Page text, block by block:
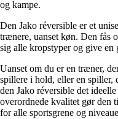
og kampe.
Den Jako réversible er et
trænere, uanset køn. Den fås
sig alle kropstyper og give
Uanset om du er en træner,
spillere i hold, eller en spiller,
den Jako réversible det
overordnede kvalitet gør den
for alle sportsgrene og